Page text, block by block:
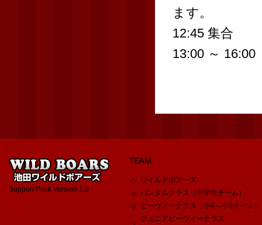
ます。
12:45 集合
13:00 ～ 16:00
Support Pack Version 1.0
ワイルドボアーズ
バンタムクラス（中学生チーム）
ピーウィークラス（小4～小6チーム）
ジュニアピーウィークラス